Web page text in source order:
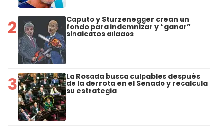
2 Caputo y Sturzenegger crean un
fondo para indemnizar y “ganar”
sindicatos aliados
3 La Rosada busca culpables después
de la derrota en el Senado y recalcula
su estrategia